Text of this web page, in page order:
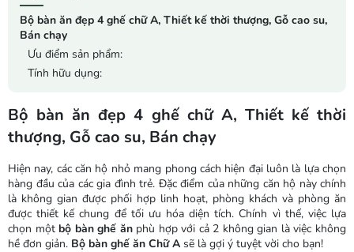
Bộ bàn ăn đẹp 4 ghế chữ A, Thiết kế thời thượng, Gỗ cao su,
Bán chạy
Ưu điểm sản phẩm:
Tính hữu dụng:
Bộ bàn ăn đẹp 4 ghế chữ A, Thiết kế thời
thượng, Gỗ cao su, Bán chạy
Hiện nay, các căn hộ nhỏ mang phong cách hiện đại luôn là lựa chọn
hàng đầu của các gia đình trẻ. Đặc điểm của những căn hộ này chính
là không gian được phối hợp linh hoạt, phòng khách và phòng ăn
được thiết kế chung để tối ưu hóa diện tích. Chính vì thế, việc lựa
chọn một bộ bàn ghế ănphù hợp với cả 2 không gian là việc không
hề đơn giản. Bộ bàn ghế ăn Chữ A sẽ là gợi ý tuyệt vời cho bạn!